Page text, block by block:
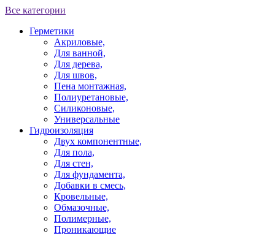
Все категории
Герметики
Акриловые,
Для ванной,
Для дерева,
Для швов,
Пена монтажная,
Полиуретановые,
Силиконовые,
Универсальные
Гидроизоляция
Двух компонентные,
Для пола,
Для стен,
Для фундамента,
Добавки в смесь,
Кровельные,
Обмазочные,
Полимерные,
Проникающие